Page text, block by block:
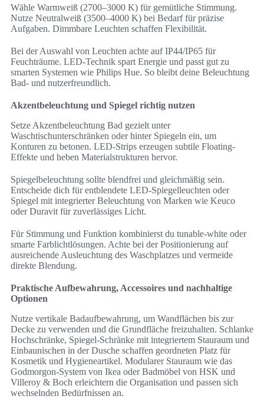
Wähle Warmweiß (2700–3000 K) für gemütliche Stimmung.
Nutze Neutralweiß (3500–4000 K) bei Bedarf für präzise
Aufgaben. Dimmbare Leuchten schaffen Flexibilität.
Bei der Auswahl von Leuchten achte auf IP44/IP65 für
Feuchträume. LED-Technik spart Energie und passt gut zu
smarten Systemen wie Philips Hue. So bleibt deine Beleuchtung
Bad- und nutzerfreundlich.
Akzentbeleuchtung und Spiegel richtig nutzen
Setze Akzentbeleuchtung Bad gezielt unter
Waschtischunterschränken oder hinter Spiegeln ein, um
Konturen zu betonen. LED-Strips erzeugen subtile Floating-
Effekte und heben Materialstrukturen hervor.
Spiegelbeleuchtung sollte blendfrei und gleichmäßig sein.
Entscheide dich für entblendete LED-Spiegelleuchten oder
Spiegel mit integrierter Beleuchtung von Marken wie Keuco
oder Duravit für zuverlässiges Licht.
Für Stimmung und Funktion kombinierst du tunable-white oder
smarte Farblichtlösungen. Achte bei der Positionierung auf
ausreichende Ausleuchtung des Waschplatzes und vermeide
direkte Blendung.
Praktische Aufbewahrung, Accessoires und nachhaltige
Optionen
Nutze vertikale Badaufbewahrung, um Wandflächen bis zur
Decke zu verwenden und die Grundfläche freizuhalten. Schlanke
Hochschränke, Spiegel-Schränke mit integriertem Stauraum und
Einbaunischen in der Dusche schaffen geordneten Platz für
Kosmetik und Hygieneartikel. Modularer Stauraum wie das
Godmorgon-System von Ikea oder Badmöbel von HSK und
Villeroy & Boch erleichtern die Organisation und passen sich
wechselnden Bedürfnissen an.